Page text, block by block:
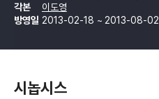
각본
이도영
방영일 2013-02-18 ~ 2013-08-02
시놉시스